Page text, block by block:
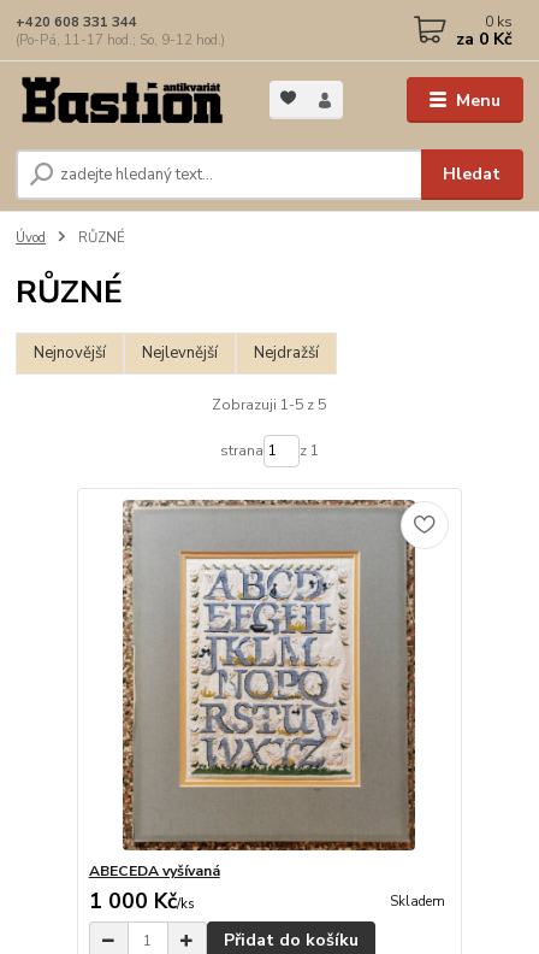
Menu
Hledat
+420 608 331 344
(Po-Pá, 11-17 hod.; So, 9-12 hod.)
0 ks
za 0 Kč
Úvod RŮZNÉ
RŮZNÉ
Nejnovější Nejlevnější Nejdražší
Zobrazuji 1-5 z 5
strana z 1
ABECEDA vyšívaná
1 000 Kč/ks Skladem
Přidat do košíku